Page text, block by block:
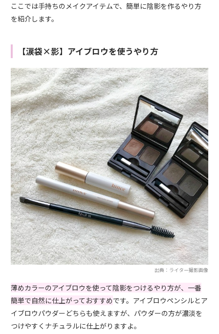
ここでは手持ちのメイクアイテムで、簡単に陰影を作るやり方
を紹介します。
【涙袋×影】アイブロウを使うやり方
出典：ライター撮影画像
薄めカラーのアイブロウを使って陰影をつけるやり方が、一番
簡単で自然に仕上がっておすすめです。アイブロウペンシルとア
イブロウパウダーどちらも使えますが、パウダーの方が濃淡を
つけやすくナチュラルに仕上がりますよ。